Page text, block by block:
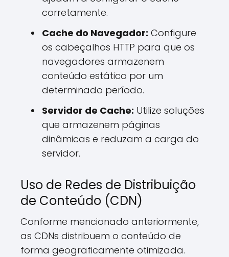
corretamente.
Cache do Navegador: Configure
os cabeçalhos HTTP para que os
navegadores armazenem
conteúdo estático por um
determinado período.
Servidor de Cache: Utilize soluções
que armazenem páginas
dinâmicas e reduzam a carga do
servidor.
Uso de Redes de Distribuição
de Conteúdo (CDN)
Conforme mencionado anteriormente,
as CDNs distribuem o conteúdo de
forma geograficamente otimizada.